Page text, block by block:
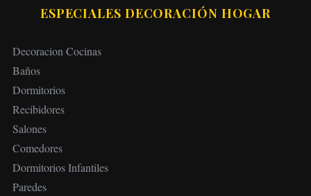
ESPECIALES DECORACIÓN HOGAR
Decoracion Cocinas
Baños
Dormitorios
Recibidores
Salones
Comedores
Dormitorios Infantiles
Paredes